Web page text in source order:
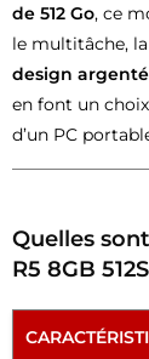
de 512 Go, ce
le multitâche,
design
en font un
d’un PC
Quelles
R5 8GB